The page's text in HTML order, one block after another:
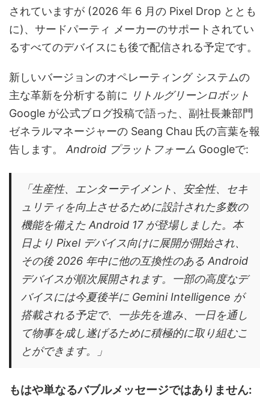
されていますが (2026 年 6 月の Pixel Drop ととも
に)、サードパーティ メーカーのサポートされてい
るすべてのデバイスにも後で配信される予定です。
新しいバージョンのオペレーティング システムの
主な革新を分析する前に リトルグリーンロボット
Google が公式ブログ投稿で語った、副社長兼部門
ゼネラルマネージャーの Seang Chau 氏の言葉を報
告します。 Android プラットフォーム Googleで:
「生産性、エンターテイメント、安全性、セキ
ュリティを向上させるために設計された多数の
機能を備えた Android 17 が登場しました。本
日より Pixel デバイス向けに展開が開始され、
その後 2026 年中に他の互換性のある Android
デバイスが順次展開されます。一部の高度なデ
バイスには今夏後半に Gemini Intelligence が
搭載される予定で、一歩先を進み、一日を通し
て物事を成し遂げるために積極的に取り組むこ
とができます。」
もはや単なるバブルメッセージではありません: